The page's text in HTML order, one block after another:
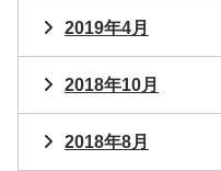
2019年4月
2018年10月
2018年8月